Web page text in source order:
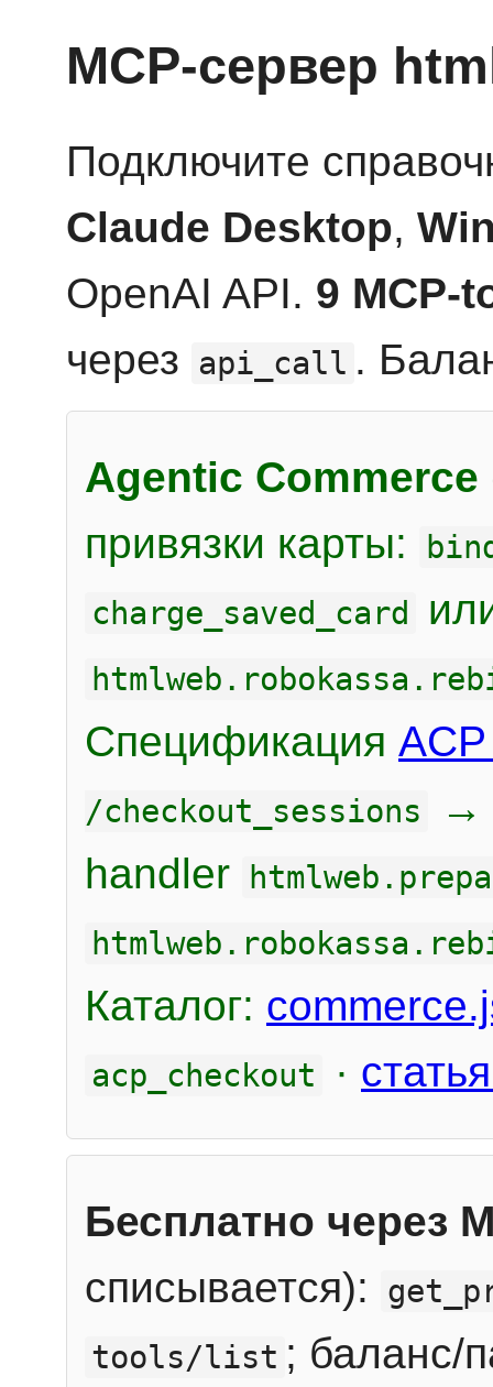
MCP-сервер
Подключите
Claude Desktop,
OpenAI API. 9 MCP-
через api_call .
Agentic Commerce
привязки карты:
charge_saved_card
Спецификация
/checkout_sessions
handler
Каталог:
acp_checkout ·
Бесплатно через
списывается):
tools/list ; баланс/